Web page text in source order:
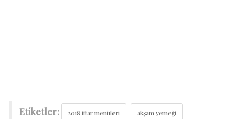
Etiketler: 2018 iftar menüleri akşam yemeği